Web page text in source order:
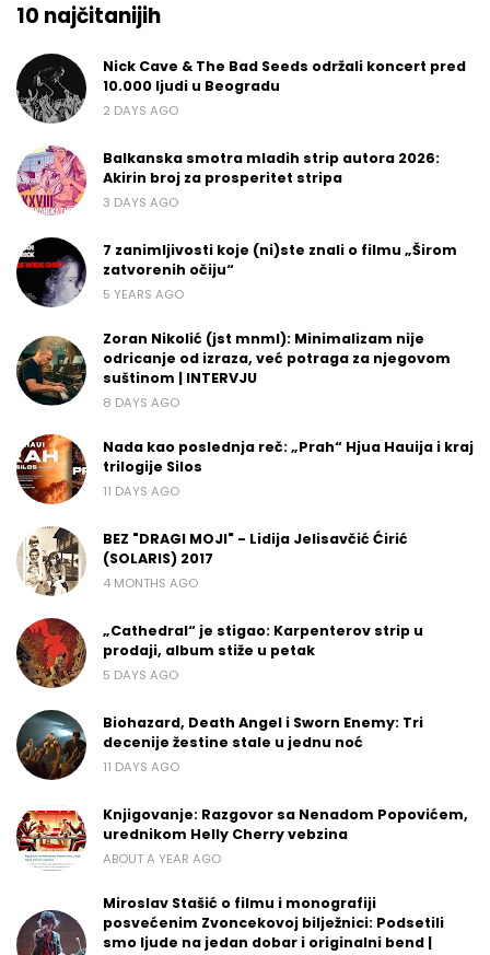
10 najčitanijih
Nick Cave & The Bad Seeds održali koncert pred
10.000 ljudi u Beogradu
2 DAYS AGO
Balkanska smotra mladih strip autora 2026:
Akirin broj za prosperitet stripa
3 DAYS AGO
7 zanimljivosti koje (ni)ste znali o filmu „Širom
zatvorenih očiju“
5 YEARS AGO
Zoran Nikolić (jst mnml): Minimalizam nije
odricanje od izraza, već potraga za njegovom
suštinom | INTERVJU
8 DAYS AGO
Nada kao poslednja reč: „Prah“ Hjua Hauija i kraj
trilogije Silos
11 DAYS AGO
BEZ "DRAGI MOJI" - Lidija Jelisavčić Ćirić
(SOLARIS) 2017
4 MONTHS AGO
„Cathedral“ je stigao: Karpenterov strip u
prodaji, album stiže u petak
5 DAYS AGO
Biohazard, Death Angel i Sworn Enemy: Tri
decenije žestine stale u jednu noć
11 DAYS AGO
Knjigovanje: Razgovor sa Nenadom Popovićem,
urednikom Helly Cherry vebzina
ABOUT A YEAR AGO
Miroslav Stašić o filmu i monografiji
posvećenim Zvoncekovoj bilježnici: Podsetili
smo ljude na jedan dobar i originalni bend |